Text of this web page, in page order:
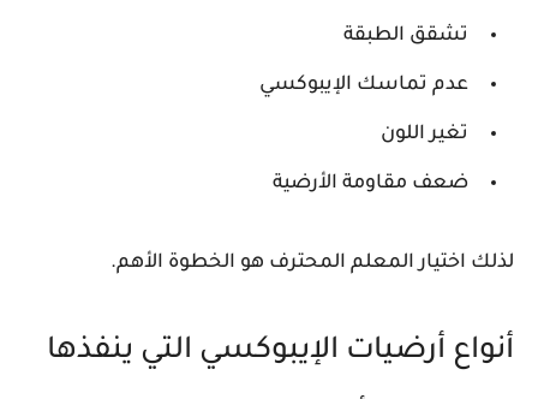
تشقق الطبقة
عدم تماسك الإيبوكسي
تغير اللون
ضعف مقاومة الأرضية
لذلك اختيار المعلم المحترف هو الخطوة الأهم.
أنواع أرضيات الإيبوكسي التي ينفذها